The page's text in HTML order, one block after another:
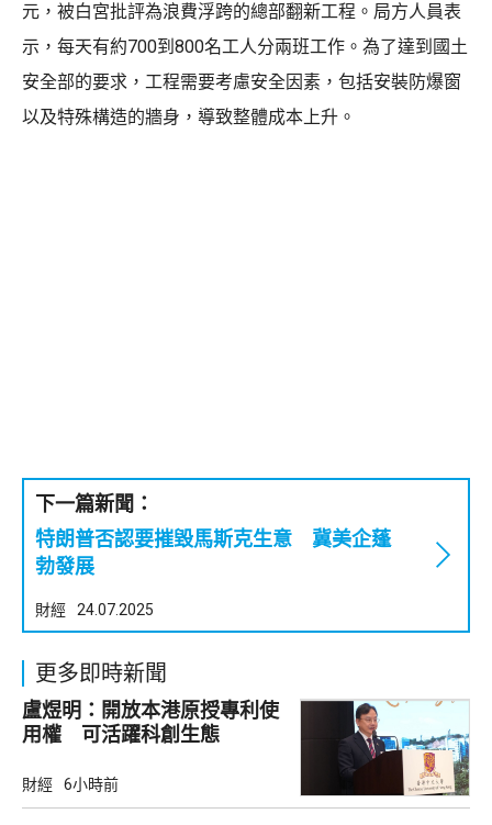
元，被白宮批評為浪費浮跨的總部翻新工程。局方人員表
示，每天有約700到800名工人分兩班工作。為了達到國土
安全部的要求，工程需要考慮安全因素，包括安裝防爆窗
以及特殊構造的牆身，導致整體成本上升。
下一篇新聞：
特朗普否認要摧毀馬斯克生意 冀美企蓬
勃發展
財經 24.07.2025
更多即時新聞
盧煜明：開放本港原授專利使
用權 可活躍科創生態
財經 6小時前